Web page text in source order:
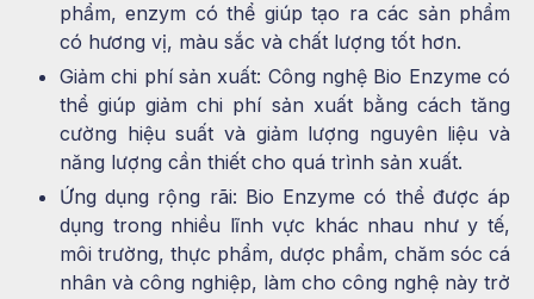
phẩm, enzym có thể giúp tạo ra các sản phẩm
có hương vị, màu sắc và chất lượng tốt hơn.
Giảm chi phí sản xuất: Công nghệ Bio Enzyme có
thể giúp giảm chi phí sản xuất bằng cách tăng
cường hiệu suất và giảm lượng nguyên liệu và
năng lượng cần thiết cho quá trình sản xuất.
Ứng dụng rộng rãi: Bio Enzyme có thể được áp
dụng trong nhiều lĩnh vực khác nhau như y tế,
môi trường, thực phẩm, dược phẩm, chăm sóc cá
nhân và công nghiệp, làm cho công nghệ này trở